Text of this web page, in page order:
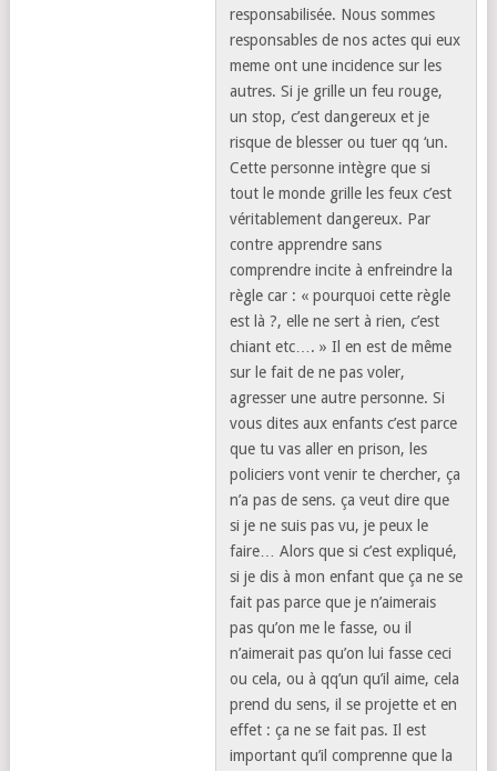
responsabilisée. Nous sommes
responsables de nos actes qui eux
meme ont une incidence sur les
autres. Si je grille un feu rouge,
un stop, c’est dangereux et je
risque de blesser ou tuer qq ‘un.
Cette personne intègre que si
tout le monde grille les feux c’est
véritablement dangereux. Par
contre apprendre sans
comprendre incite à enfreindre la
règle car : « pourquoi cette règle
est là ?, elle ne sert à rien, c’est
chiant etc…. » Il en est de même
sur le fait de ne pas voler,
agresser une autre personne. Si
vous dites aux enfants c’est parce
que tu vas aller en prison, les
policiers vont venir te chercher, ça
n’a pas de sens. ça veut dire que
si je ne suis pas vu, je peux le
faire… Alors que si c’est expliqué,
si je dis à mon enfant que ça ne se
fait pas parce que je n’aimerais
pas qu’on me le fasse, ou il
n’aimerait pas qu’on lui fasse ceci
ou cela, ou à qq’un qu’il aime, cela
prend du sens, il se projette et en
effet : ça ne se fait pas. Il est
important qu’il comprenne que la